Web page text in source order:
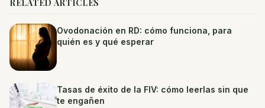
RELATED ARTICLES
Ovodonación en RD: cómo funciona, para
quién es y qué esperar
Tasas de éxito de la FIV: cómo leerlas sin que
te engañen